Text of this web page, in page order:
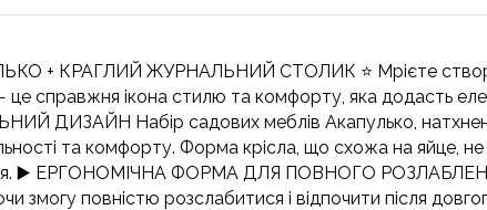
+ КРАГЛИЙ ЖУРНАЛЬНИЙ СТОЛИК ⭐️ Мрієте
справжня ікона стилю та комфорту, яка додасть
ДИЗАЙН Набір садових меблів Акапулько,
та комфорту. Форма крісла, що схожа на яйце, не
▶️ ЕРГОНОМІЧНА ФОРМА ДЛЯ ПОВНОГО
змогу повністю розслабитися і відпочити після